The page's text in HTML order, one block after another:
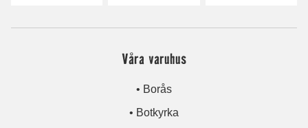
Våra varuhus
• Borås
• Botkyrka